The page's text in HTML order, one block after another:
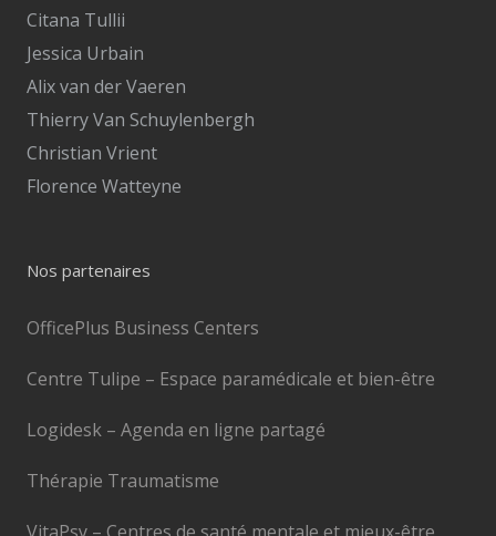
Citana Tullii
Jessica Urbain
Alix van der Vaeren
Thierry Van Schuylenbergh
Christian Vrient
Florence Watteyne
Nos partenaires
OfficePlus Business Centers
Centre Tulipe – Espace paramédicale et bien-être
Logidesk – Agenda en ligne partagé
Thérapie Traumatisme
VitaPsy – Centres de santé mentale et mieux-être